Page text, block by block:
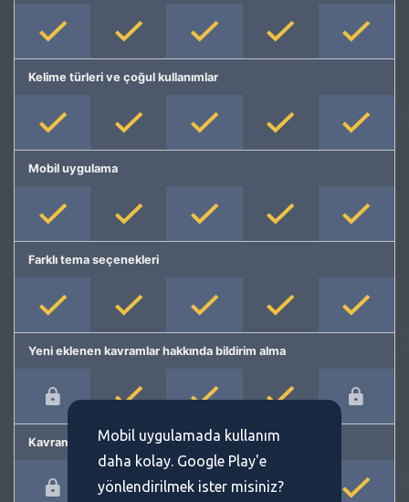
Kelime türleri ve çoğul kullanımlar
Mobil uygulama
Farklı tema seçenekleri
Yeni eklenen kavramlar hakkında bildirim alma
Kavram önermeMobil uygulamada kullanım
daha kolay. Google Play'e
yönlendirilmek ister misiniz?